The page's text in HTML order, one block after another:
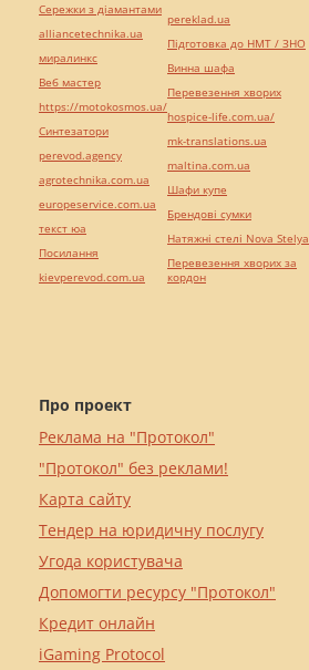
Про проект
Реклама на "Протокол"
"Протокол" без реклами!
Карта сайту
Тендер на юридичну послугу
Угода користувача
Допомогти ресурсу "Протокол"
Кредит онлайн
iGaming Protocol
Сережки з діамантами
alliancetechnika.ua
миралинкс
Веб мастер
https://motokosmos.ua/
Синтезатори
perevod.agency
agrotechnika.com.ua
europeservice.com.ua
текст юа
Посилання
kievperevod.com.ua
pereklad.ua
Підготовка до НМТ / ЗНО
Винна шафа
Перевезення хворих
hospice-life.com.ua/
mk-translations.ua
maltina.com.ua
Шафи купе
Брендові сумки
Натяжні стелі Nova Stelya
Перевезення хворих за
кордон